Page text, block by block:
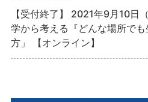
【受付終了】 2021年9月10日
学から考える『どんな場所で
方」 【オンライン】